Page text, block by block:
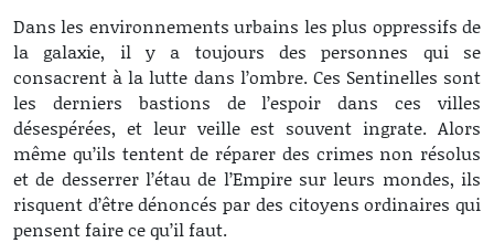
Dans les environnements urbains les plus oppressifs de
la galaxie, il y a toujours des personnes qui se
consacrent à la lutte dans l’ombre. Ces Sentinelles sont
les derniers bastions de l’espoir dans ces villes
désespérées, et leur veille est souvent ingrate. Alors
même qu’ils tentent de réparer des crimes non résolus
et de desserrer l’étau de l’Empire sur leurs mondes, ils
risquent d’être dénoncés par des citoyens ordinaires qui
pensent faire ce qu’il faut.